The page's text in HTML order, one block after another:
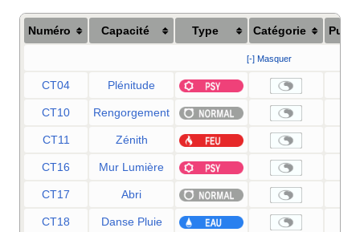
Numéro Capacité Type Catégorie
[-] Masquer
CT04 Plénitude
CT10 Rengorgement
CT11 Zénith
CT16 Mur Lumière
CT17 Abri
CT18 Danse Pluie